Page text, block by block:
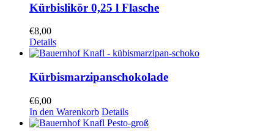
Kürbislikör 0,25 l Flasche
€8,00
Details
Kürbismarzipanschokolade
€6,00
In den Warenkorb Details